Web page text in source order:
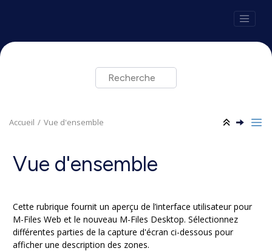
Accueil Vue d'ensemble
Vue d'ensemble
Cette rubrique fournit un aperçu de l’interface utilisateur pour
M-Files Web et le nouveau M-Files Desktop. Sélectionnez
différentes parties de la capture d'écran ci-dessous pour
afficher une description des zones.